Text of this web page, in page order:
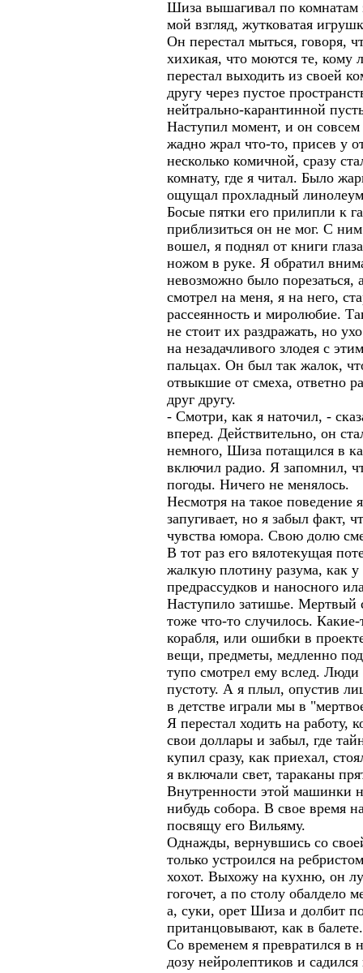
Шиза вышагивал по
мой взгляд, жутковатая
Он перестал мыться, говоря,
хихикая, что моются те, кому
перестал выходить из своей
другу через пустое
нейтрально-карантинной
Наступил момент, и он
жадно жрал что-то, присев у
несколько комичной, сразу
комнату, где я читал. Было
ощущал прохладный
Босые пятки его прилипли к
приблизиться он не мог. С
вошел, я поднял от книги
ножом в руке. Я обратил
невозможно было
смотрел на меня, я на него,
рассеянность и миролюбие.
не стоит их раздражать, но
на незадачливого злодея с
пальцах. Он был так жалок,
отвыкшие от смеха, ответно
друг другу.
- Смотри, как я наточил, -
вперед. Действительно, он
немного, Шиза потащился в
включил радио. Я запомнил,
погоды. Ничего не менялось.
Несмотря на такое
запугивает, но я забыл факт,
чувства юмора. Свою долю
В тот раз его вялотекущая
жалкую плотину разума, как
предрассудков и наносного
Наступило затишье. Мертвый
тоже что-то случилось.
корабля, или ошибки в
вещи, предметы, медленно
тупо смотрел ему вслед.
пустоту. А я плыл, опустив
в детстве играли мы в
Я перестал ходить на работу,
свои доллары и забыл, где
купил сразу, как приехал,
я включали свет, тараканы
Внутренности этой машинки
нибудь собора. В свое время
посвящу его Вильяму.
Однажды, вернувшись со
только устроился на
хохот. Выхожу на кухню, он
гогочет, а по столу обалдело
а, суки, орет Шиза и долбит
пританцовывают, как в балете.
Со временем я превратился в
дозу нейролептиков и